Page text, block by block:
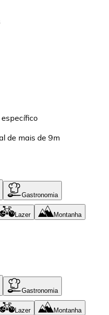
de mais de 9m
Gastronomia
Lazer Montanha
Gastronomia
Lazer Montanha